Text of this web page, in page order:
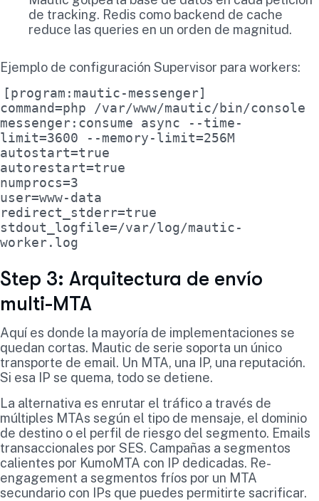
de tracking. Redis como backend de cache
reduce las queries en un orden de magnitud.
Ejemplo de configuración Supervisor para workers:
[program:mautic-messenger]
command=php /var/www/mautic/bin/console
messenger:consume async --time-
limit=3600 --memory-limit=256M
autostart=true
autorestart=true
numprocs=3
user=www-data
redirect_stderr=true
stdout_logfile=/var/log/mautic-
worker.log
Step 3: Arquitectura de envío
multi-MTA
Aquí es donde la mayoría de implementaciones se
quedan cortas. Mautic de serie soporta un único
transporte de email. Un MTA, una IP, una reputación.
Si esa IP se quema, todo se detiene.
La alternativa es enrutar el tráfico a través de
múltiples MTAs según el tipo de mensaje, el dominio
de destino o el perfil de riesgo del segmento. Emails
transaccionales por SES. Campañas a segmentos
calientes por KumoMTA con IP dedicadas. Re-
engagement a segmentos fríos por un MTA
secundario con IPs que puedes permitirte sacrificar.